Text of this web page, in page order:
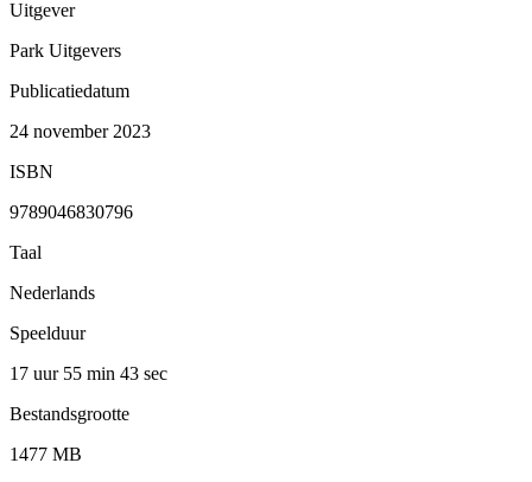
Uitgever
Park Uitgevers
Publicatiedatum
24 november 2023
ISBN
9789046830796
Taal
Nederlands
Speelduur
17 uur 55 min 43 sec
Bestandsgrootte
1477 MB